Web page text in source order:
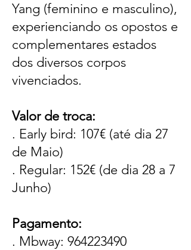
Yang (feminino e masculino),
experienciando os opostos e
complementares estados
dos diversos corpos
vivenciados.
Valor de troca:
. Early bird: 107€ (até dia 27
de Maio)
. Regular: 152€ (de dia 28 a 7
Junho)
Pagamento:
. Mbway: 964223490